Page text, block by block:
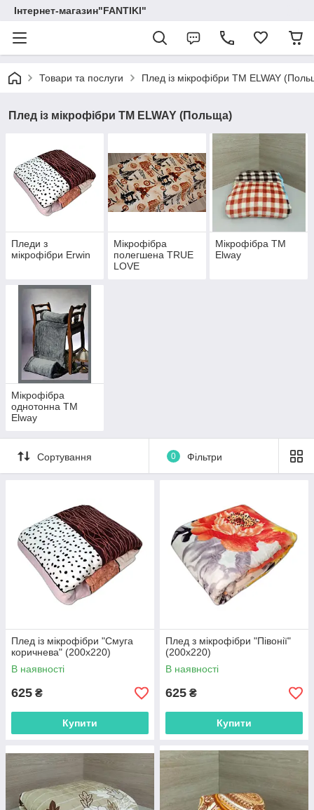
Інтернет-магазин"FANTIKI"
Товари та послуги Плед із мікрофібри ТМ ELWAY
Плед із мікрофібри ТМ ELWAY (Польща)
Пледи з
мікрофібри Erwin
Мікрофібра
полегшена TRUE
LOVE
Мікрофібра ТМ
Elway
Мікрофібра
однотонна ТМ
Elway
Сортування 0 Фільтри
Плед із мікрофібри "Смуга
коричнева" (200х220)
В наявності
625 ₴
Купити
Плед з мікрофібри "Півонії"
(200х220)
В наявності
625 ₴
Купити